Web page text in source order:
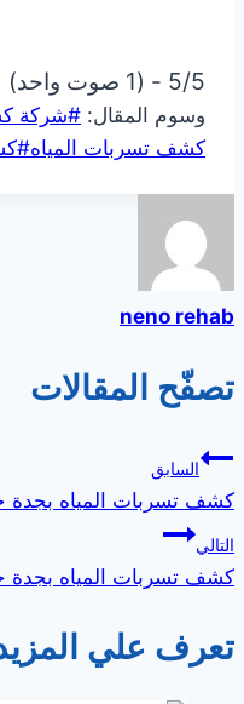
5/5 - (1 صوت واحد)
وسوم المقال: #شركة
كشف تسربات المياه#
neno rehab
تصفّح المقالات
السابق
كشف تسربات المياه بجدة حي
التالي
كشف تسربات المياه بجدة حي
تعرف علي